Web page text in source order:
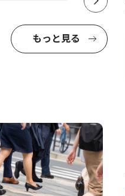
もっと見る